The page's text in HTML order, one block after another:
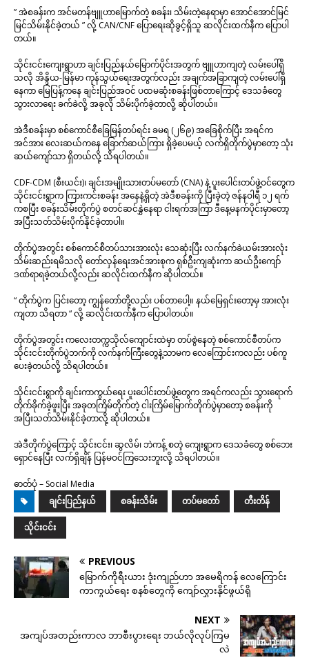
” အဲစခန်းက အင်မတန်ဗျူဟာမြောက်တဲ့ စခန်း၊ သိမ်းတဲ့နေရာမှာ အောင်အောင်မြင်
မြင်သိမ်းနိုင်ခဲ့တယ် ” လို့ CAN/CNF ပြောရေးဆိုခွင့်ရှိသူ ဆလိုင်းထက်နီက ပြောပါ
တယ်။
သိုင်းငင်းကျေးရွာဟာ ချင်းပြည်နယ်မြောက်ပိုင်းအတွက် ဗျူဟာကျတဲ့ လမ်းပေါ်ရှိ
သလို အိန္ဒိယ-မြန်မာ ကုန်သွယ်ရေးအတွက်လည်း အချက်အခြာကျတဲ့ လမ်းပေါ်ရှိ
နေကာ မြေပြန့်ကနေ ချင်းပြည်အဝင် ပထမဆုံးစခန်းဖြစ်တာကြောင့် ဒေသခံတွေ
သွားလာရေး ခက်ခဲလို့ အခုလို သိမ်းပိုက်ခဲ့တာလို့ ဆိုပါတယ်။
အဲဒီစခန်းမှာ စစ်ကောင်စီခြေမြန်တပ်ရင်း ခမရ (၂၆၉) အခြေစိုက်ပြီး အရင်က
အင်အား လေးဆယ်ကနေ ခြောက်ဆယ်ကြား ရှိခဲ့ပေမယ့် လက်ရှိတိုက်ပွဲမှာတော့ သုံး
ဆယ်ကျော်သာ ရှိတယ်လို့ သိရပါတယ်။
CDF-CDM (စီးယင်း)၊ ချင်းအမျိုးသားတပ်မတော် (CNA) နဲ့ ပူးပေါင်းတပ်ဖွဲ့ဝင်တွေက
သိုင်းငင်းရွာက ကြားကင်းစခန်း အနေနဲ့ရှိတဲ့ အဲဒီစခန်းကို ပြီးခဲ့တဲ့ ဇန်နဝါရီ ၁၂ ရက်
ကစပြီး စခန်းသိမ်းတိုက်ပွဲ စတင်ဆင်နွှဲနေရာ ငါးရက်အကြာ ဒီနေ့မနက်ပိုင်းမှာတော့
အပြီးသတ်သိမ်းပိုက်နိုင်ခဲ့တာပါ။
တိုက်ပွဲအတွင်း စစ်ကောင်စီတပ်သားအားလုံး သေဆုံးပြီး လက်နက်ခဲယမ်းအားလုံး
သိမ်းဆည်းရမိသလို တော်လှန်ရေးအင်အားစုက ရှစ်ဦးကျဆုံးကာ ဆယ်ဦးကျော်
ဒဏ်ရာရခဲ့တယ်လို့လည်း ဆလိုင်းထက်နီက ဆိုပါတယ်။
“ တိုက်ပွဲက ပြင်းတော့ ကျွန်တော်တို့လည်း ပစ်တာပေါ့။ နယ်မြေရှင်းတော့မှ အားလုံး
ကျတာ သိရတာ “ လို့ ဆလိုင်းထက်နီက ပြောပါတယ်။
တိုက်ပွဲအတွင်း ကလေးတက္ကသိုလ်ကျောင်းထဲမှာ တပ်စွဲနေတဲ့ စစ်ကောင်စီတပ်က
သိုင်းငင်းတိုက်ပွဲဘက်ကို လက်နက်ကြီးတွေနဲ့သာမက လေကြောင်းကလည်း ပစ်ကူ
ပေးခဲ့တယ်လို့ သိရပါတယ်။
သိုင်းငင်းရွာကို ချင်းကာကွယ်ရေး ပူးပေါင်းတပ်ဖွဲ့တွေက အရင်ကလည်း သွားရောက်
တိုက်ခိုက်ခဲ့ဖူးပြီး အခုတကြိမ်တိုက်တဲ့ ငါးကြိမ်မြောက်တိုက်ပွဲမှာတော့ စခန်းကို
အပြီးသတ်သိမ်းနိုင်ခဲ့တာလို့ ဆိုပါတယ်။
အဲဒီတိုက်ပွဲကြောင့် သိုင်းငင်း၊ ဆွလိမ်၊ ဘဲကန့် စတဲ့ ကျေးရွာက ဒေသခံတွေ စစ်ဘေး
ရှောင်နေပြီး လက်ရှိချိန် ပြန်မဝင်ကြသေးဘူးလို့ သိရပါတယ်။
ဓာတ်ပုံ – Social Media
ချင်းပြည်နယ်
စခန်းသိမ်း တပ်မတော် တီးတိန်
သိုင်းငင်း
PREVIOUS
မြောက်ကိုရီးယား ဒုံးကျည်ဟာ အမေရိကန် လေကြောင်း
ကာကွယ်ရေး စနစ်တွေကို ကျော်လွှားနိုင်ဖွယ်ရှိ
NEXT
အကျပ်အတည်းကာလ ဘာစီးပွားရေး ဘယ်လိုလုပ်ကြမ
လဲ